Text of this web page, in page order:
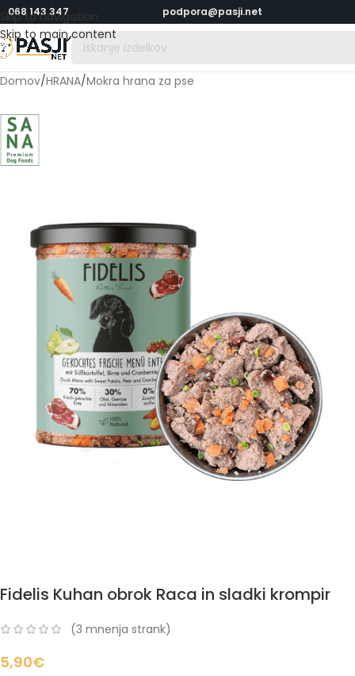
Skip to navigation
Skip to main content
068 143 347 podpora@pasji.net
Domov/HRANA/Mokra hrana za pse
Fidelis Kuhan obrok Raca in sladki krompir
(3 mnenja strank)
5,90€